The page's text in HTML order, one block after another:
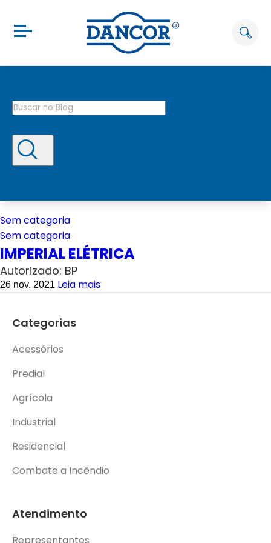
Sem categoria
Sem categoria
IMPERIAL ELÉTRICA
Autorizado: BP
26 nov. 2021 Leia mais
Categorias
Acessórios
Predial
Agrícola
Industrial
Residencial
Combate a Incêndio
Atendimento